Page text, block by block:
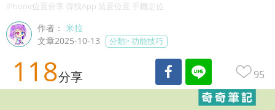
iPhone位置分享 尋找App 裝置位置 手機定位
作者：米拉
文章2025-10-13
分類>功能技巧
118分享 95